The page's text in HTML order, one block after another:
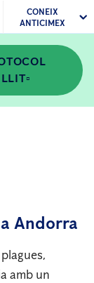
CONEIX
ANTICIMEX
Andorra
amb un